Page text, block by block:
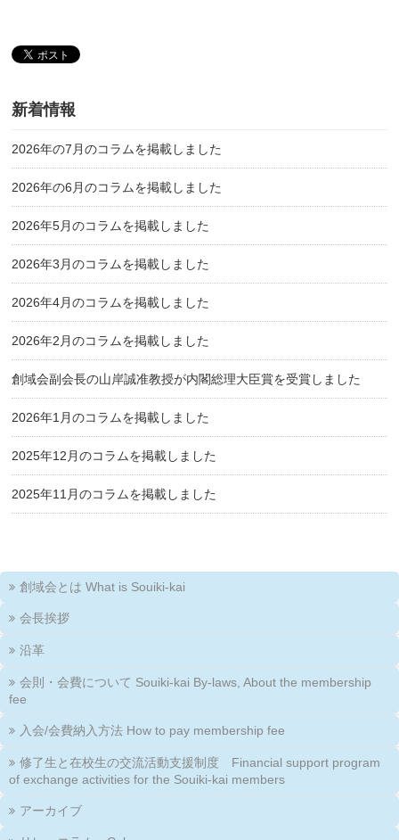
新着情報
2026年の7月のコラムを掲載しました
2026年の6月のコラムを掲載しました
2026年5月のコラムを掲載しました
2026年3月のコラムを掲載しました
2026年4月のコラムを掲載しました
2026年2月のコラムを掲載しました
創域会副会長の山岸誠准教授が内閣総理大臣賞を受賞しました
2026年1月のコラムを掲載しました
2025年12月のコラムを掲載しました
2025年11月のコラムを掲載しました
創域会とは What is Souiki-kai
会長挨拶
沿革
会則・会費について Souiki-kai By-laws, About the membership
fee
入会/会費納入方法 How to pay membership fee
修了生と在校生の交流活動支援制度 Financial support program
of exchange activities for the Souiki-kai members
アーカイブ